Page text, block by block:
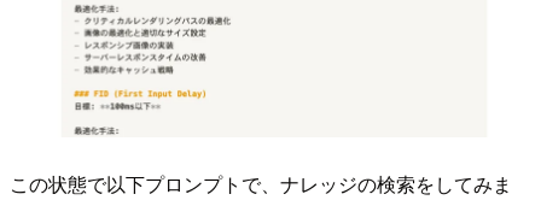
この状態で以下プロンプトで、ナレッジの検索をしてみま